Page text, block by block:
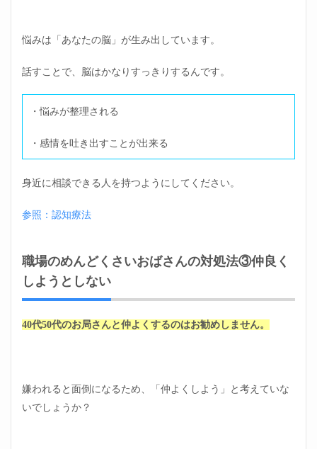
悩みは「あなたの脳」が生み出しています。
話すことで、脳はかなりすっきりするんです。
・悩みが整理される
・感情を吐き出すことが出来る
身近に相談できる人を持つようにしてください。
参照：認知療法
職場のめんどくさいおばさんの対処法③仲良く
しようとしない
40代50代のお局さんと仲よくするのはお勧めしません。
嫌われると面倒になるため、「仲よくしよう」と考えていな
いでしょうか？